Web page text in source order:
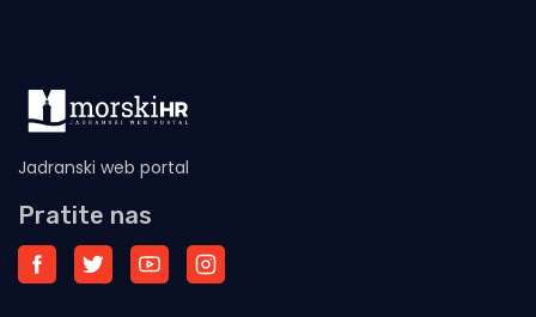
Jadranski web portal
Pratite nas